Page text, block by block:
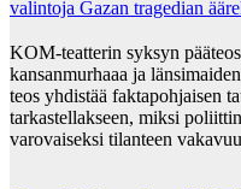
valintoja Gazan tragedian
KOM-teatterin syksyn
kansanmurhaaa ja
teos yhdistää faktapohjaisen
tarkastellakseen, miksi
varovaiseksi tilanteen